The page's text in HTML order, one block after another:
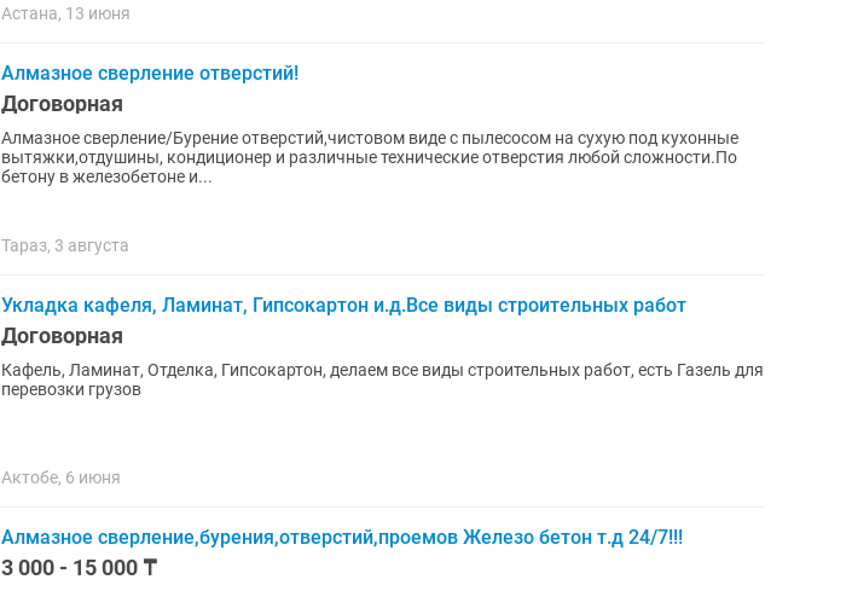
Астана, 13 июня
Алмазное сверление отверстий!
Договорная
Алмазное сверление/Бурение отверстий,чистовом виде с пылесосом на сухую под кухонные
вытяжки,отдушины, кондиционер и различные технические отверстия любой сложности.По
бетону в железобетоне и...
Тараз, 3 августа
Укладка кафеля, Ламинат, Гипсокартон и.д.Все виды строительных работ
Договорная
Кафель, Ламинат, Отделка, Гипсокартон, делаем все виды строительных работ, есть Газель для
перевозки грузов
Актобе, 6 июня
Алмазное сверление,бурения,отверстий,проемов Железо бетон т.д 24/7!!!
3 000 - 15 000 ₸